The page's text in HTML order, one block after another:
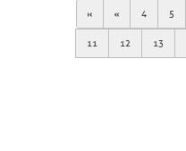
First Previous
4 5
11 12 13